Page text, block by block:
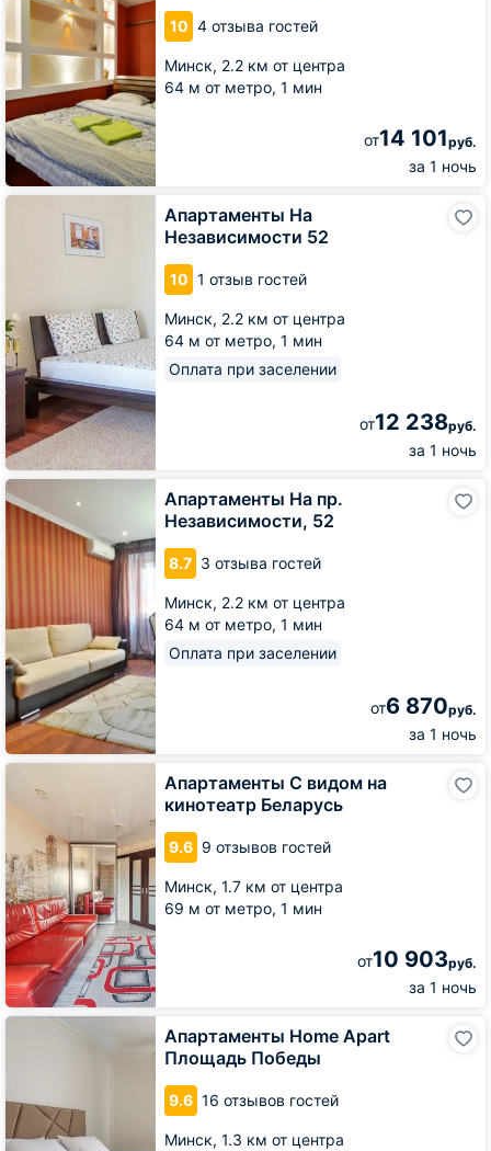
10 4 отзыва гостей
Минск, 2.2 км от центра
64 м от метро, 1 мин
от14 101руб.
за 1 ночь
Независимости
Апартаменты На
Независимости 52
10 1 отзыв гостей
Минск, 2.2 км от центра
64 м от метро, 1 мин
Оплата при заселении
от12 238руб.
за 1 ночь
Апартаменты
Независимости
Апартаменты На пр.
Независимости, 52
8.7 3 отзыва гостей
Минск, 2.2 км от центра
64 м от метро, 1 мин
Оплата при заселении
от6 870руб.
за 1 ночь
Апартаменты
На
Независимости,
Апартаменты С видом на
кинотеатр Беларусь
9.6 9 отзывов гостей
Минск, 1.7 км от центра
69 м от метро, 1 мин
от10 903руб.
за 1 ночь
Апартаменты
кинотеатр
Беларусь
Апартаменты Home Apart
Площадь Победы
9.6 16 отзывов гостей
Минск, 1.3 км от центра
Апартаменты
Победы